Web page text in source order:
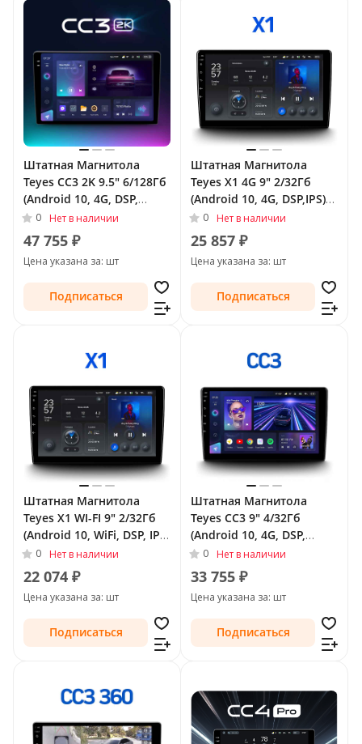
Штатная Магнитола
Teyes CC3 2K 9.5" 6/128Гб
(Android 10, 4G, DSP,
QLed) для Buick Regal V
2009 - 2013
0 Нет в наличии
47 755 ₽
Цена указана за: шт
Подписаться
Штатная Магнитола
Teyes X1 4G 9" 2/32Гб
(Android 10, 4G, DSP,IPS)
для Buick LaCrosse II 2009
- 2013
0 Нет в наличии
25 857 ₽
Цена указана за: шт
Подписаться
Штатная Магнитола
Teyes X1 WI-FI 9" 2/32Гб
(Android 10, WiFi, DSP, IPS)
для Buick Regal V
Рестайлинг 2013 - 2017
Тип-A
0 Нет в наличии
22 074 ₽
Цена указана за: шт
Подписаться
Штатная Магнитола
Teyes CC3 9" 4/32Гб
(Android 10, 4G, DSP,
QLed) для Buick Regal V
2009 - 2013
0 Нет в наличии
33 755 ₽
Цена указана за: шт
Подписаться